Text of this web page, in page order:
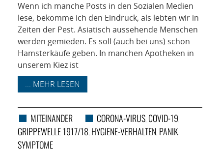
NETZWERK
SPONSORING
KONTAKT
Wenn ich manche Posts in den Sozialen Medien
lese, bekomme ich den Eindruck, als lebten wir in
Zeiten der Pest. Asiatisch aussehende Menschen
werden gemieden. Es soll (auch bei uns) schon
Hamsterkäufe geben. In manchen Apotheken in
unserem Kiez ist
... MEHR LESEN
MITEINANDER CORONA-VIRUS, COVID-19,
GRIPPEWELLE 1917/18, HYGIENE-VERHALTEN, PANIK,
SYMPTOME